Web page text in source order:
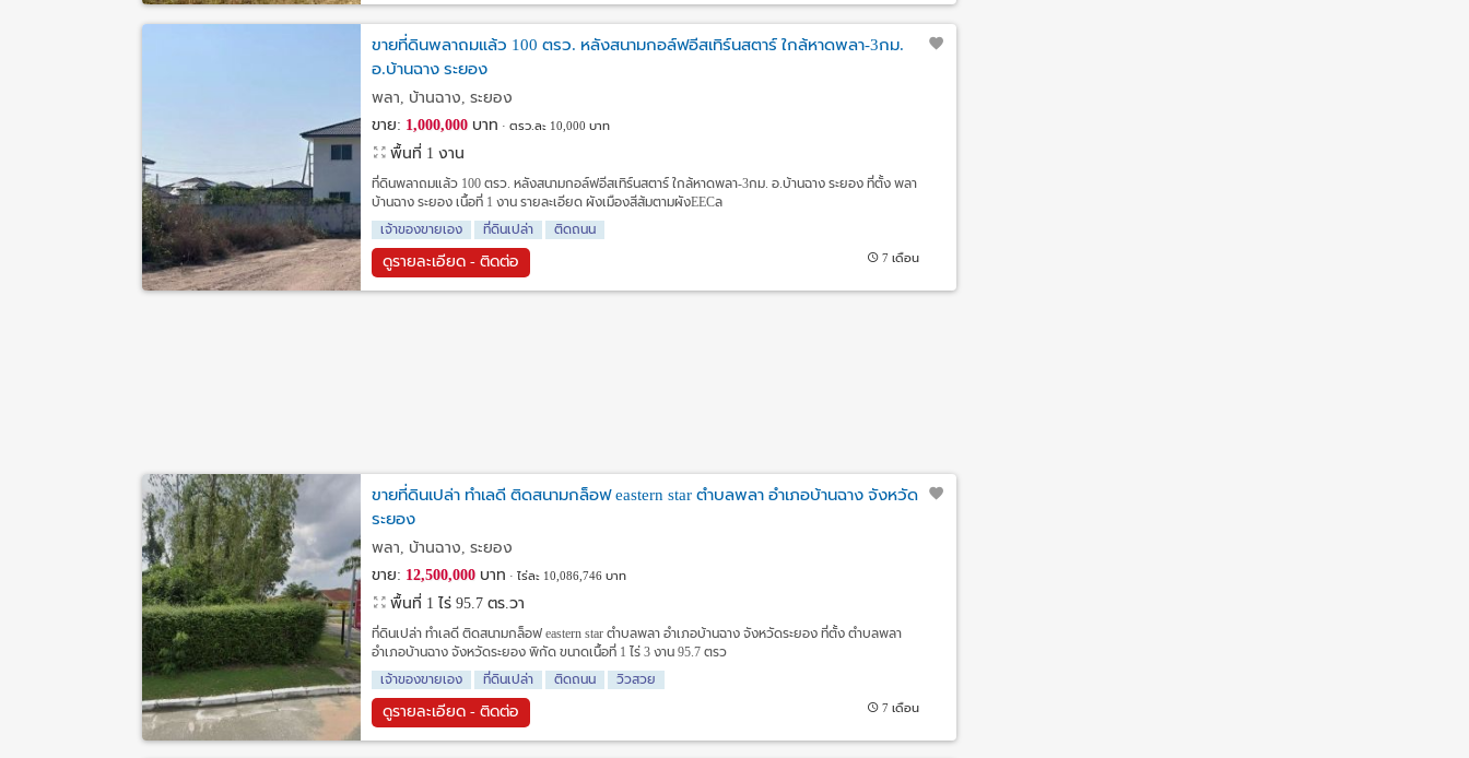
ขายที่ดินพลาถมแล้ว 100 ตรว. หลังสนามกอล์ฟอีสเทิร์นสตาร์ ใกล้หาดพลา-3กม.
อ.บ้านฉาง ระยอง
พลา, บ้านฉาง, ระยอง
ขาย: 1,000,000 บาท ตรว.ละ 10,000 บาท
พื้นที่ 1 งาน
ที่ดินพลาถมแล้ว 100 ตรว. หลังสนามกอล์ฟอีสเทิร์นสตาร์ ใกล้หาดพลา-3กม. อ.บ้านฉาง ระยอง ที่ตั้ง พลา
บ้านฉาง ระยอง เนื้อที่ 1 งาน รายละเอียด ผังเมืองสีส้มตามผังEECล
เจ้าของขายเอง
ที่ดินเปล่า ติดถนน
ดูรายละเอียด - ติดต่อ 7 เดือน
ขายที่ดินเปล่า ทำเลดี ติดสนามกล็อฟ eastern star ตำบลพลา อำเภอบ้านฉาง จังหวัด
ระยอง
พลา, บ้านฉาง, ระยอง
ขาย: 12,500,000 บาท ไร่ละ 10,086,746 บาท
พื้นที่ 1 ไร่ 95.7 ตร.วา
ที่ดินเปล่า ทำเลดี ติดสนามกล็อฟ eastern star ตำบลพลา อำเภอบ้านฉาง จังหวัดระยอง ที่ตั้ง ตำบลพลา
อำเภอบ้านฉาง จังหวัดระยอง พิกัด ขนาดเนื้อที่ 1 ไร่ 3 งาน 95.7 ตรว
เจ้าของขายเอง
ที่ดินเปล่า ติดถนน วิวสวย
ดูรายละเอียด - ติดต่อ 7 เดือน